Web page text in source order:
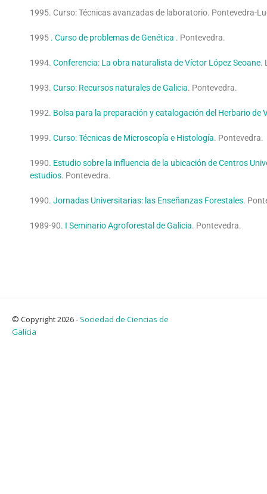
1995. Curso: Técnicas avanzadas de laboratorio. Pontevedra-
1995 . Curso de problemas de Genética . Pontevedra.
1994. Conferencia: La obra naturalista de Víctor López Seoane.
1993. Curso: Recursos naturales de Galicia. Pontevedra.
1992. Bolsa para la preparación y catalogación del Herbario de
1999. Curso: Técnicas de Microscopía e Histología. Pontevedra.
1990. Estudio sobre la influencia de la ubicación de Centros
estudios. Pontevedra.
1990. Jornadas Universitarias: las Enseñanzas Forestales.
1989-90. I Seminario Agroforestal de Galicia. Pontevedra.
© Copyright 2026 - Sociedad de Ciencias de
Galicia